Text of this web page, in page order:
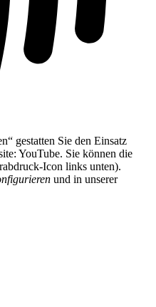
gestatten Sie den Einsatz
YouTube. Sie können die
Icon links unten).
und in unserer